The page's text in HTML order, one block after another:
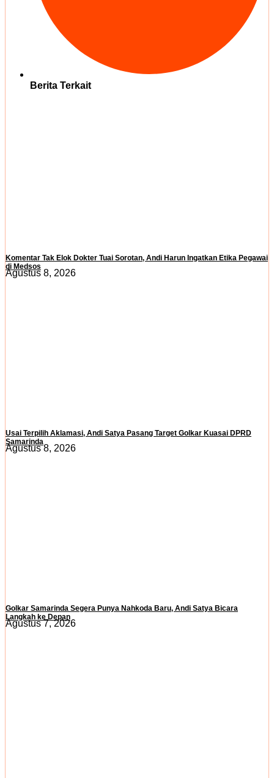
Berita Terkait
Komentar Tak Elok Dokter Tuai Sorotan, Andi Harun Ingatkan Etika Pegawai
di Medsos
Agustus 8, 2026
Usai Terpilih Aklamasi, Andi Satya Pasang Target Golkar Kuasai DPRD
Samarinda
Agustus 8, 2026
Golkar Samarinda Segera Punya Nahkoda Baru, Andi Satya Bicara
Langkah ke Depan
Agustus 7, 2026